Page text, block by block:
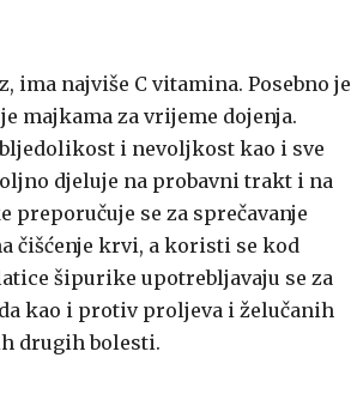
najviše C vitamina. Posebno je
majkama za vrijeme dojenja.
i nevoljkost kao i sve
djeluje na probavni trakt i na
preporučuje se za sprečavanje
čišćenje krvi, a koristi se kod
šipurike upotrebljavaju se za
kao i protiv proljeva i želučanih
drugih bolesti.